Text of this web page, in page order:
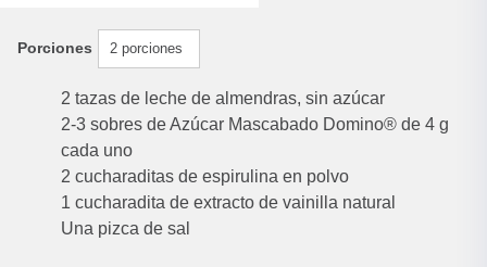
Porciones 2 porciones
2 tazas de leche de almendras, sin azúcar
2-3 sobres de Azúcar Mascabado Domino® de 4 g
cada uno
2 cucharaditas de espirulina en polvo
1 cucharadita de extracto de vainilla natural
Una pizca de sal